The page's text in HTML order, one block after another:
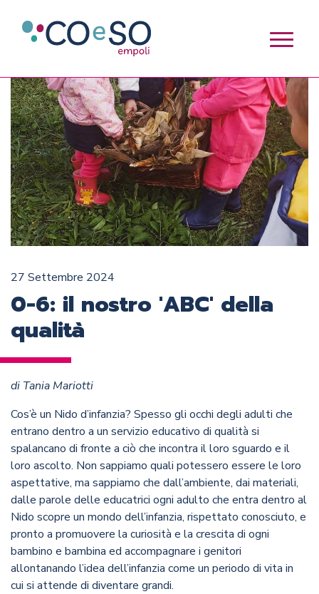
27 Settembre 2024
0-6: il nostro 'ABC' della
qualità
di Tania Mariotti
Cos’è un Nido d’infanzia? Spesso gli occhi degli adulti che
entrano dentro a un servizio educativo di qualità si
spalancano di fronte a ciò che incontra il loro sguardo e il
loro ascolto. Non sappiamo quali potessero essere le loro
aspettative, ma sappiamo che dall’ambiente, dai materiali,
dalle parole delle educatrici ogni adulto che entra dentro al
Nido scopre un mondo dell’infanzia, rispettato conosciuto, e
pronto a promuovere la curiosità e la crescita di ogni
bambino e bambina ed accompagnare i genitori
allontanando l’idea dell’infanzia come un periodo di vita in
cui si attende di diventare grandi.